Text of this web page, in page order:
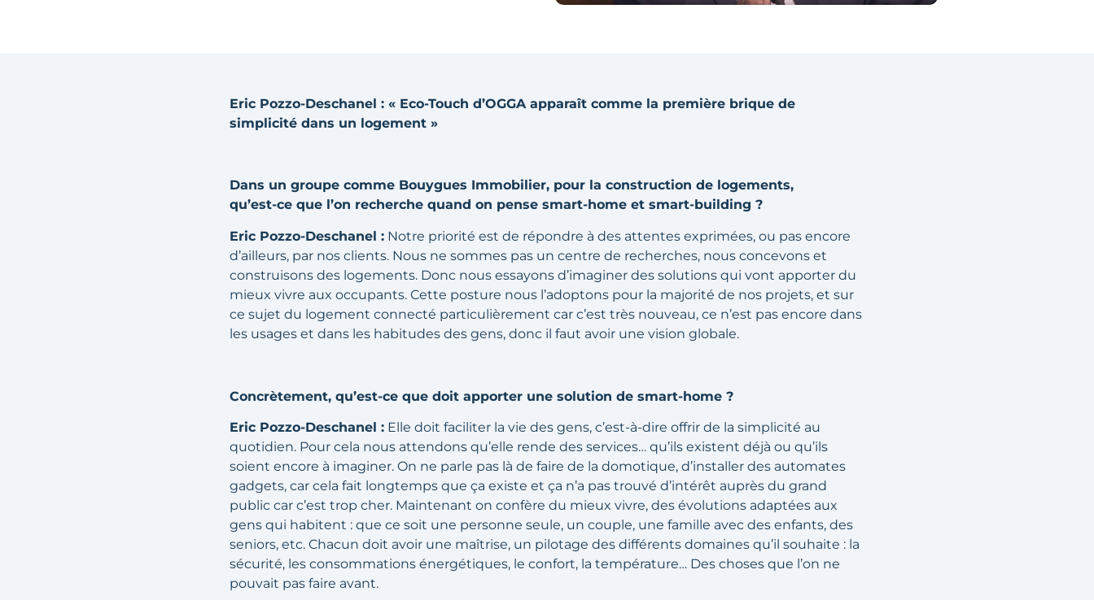
Eric Pozzo-Deschanel : « Eco-Touch d’OGGA apparaît comme la première brique de
simplicité dans un logement »
Dans un groupe comme Bouygues Immobilier, pour la construction de logements,
qu’est-ce que l’on recherche quand on pense smart-home et smart-building ?
Eric Pozzo-Deschanel : Notre priorité est de répondre à des attentes exprimées, ou pas encore
d’ailleurs, par nos clients. Nous ne sommes pas un centre de recherches, nous concevons et
construisons des logements. Donc nous essayons d’imaginer des solutions qui vont apporter du
mieux vivre aux occupants. Cette posture nous l’adoptons pour la majorité de nos projets, et sur
ce sujet du logement connecté particulièrement car c’est très nouveau, ce n’est pas encore dans
les usages et dans les habitudes des gens, donc il faut avoir une vision globale.
Concrètement, qu’est-ce que doit apporter une solution de smart-home ?
Eric Pozzo-Deschanel : Elle doit faciliter la vie des gens, c’est-à-dire offrir de la simplicité au
quotidien. Pour cela nous attendons qu’elle rende des services… qu’ils existent déjà ou qu’ils
soient encore à imaginer. On ne parle pas là de faire de la domotique, d’installer des automates
gadgets, car cela fait longtemps que ça existe et ça n’a pas trouvé d’intérêt auprès du grand
public car c’est trop cher. Maintenant on confère du mieux vivre, des évolutions adaptées aux
gens qui habitent : que ce soit une personne seule, un couple, une famille avec des enfants, des
seniors, etc. Chacun doit avoir une maîtrise, un pilotage des différents domaines qu’il souhaite : la
sécurité, les consommations énergétiques, le confort, la température… Des choses que l’on ne
pouvait pas faire avant.